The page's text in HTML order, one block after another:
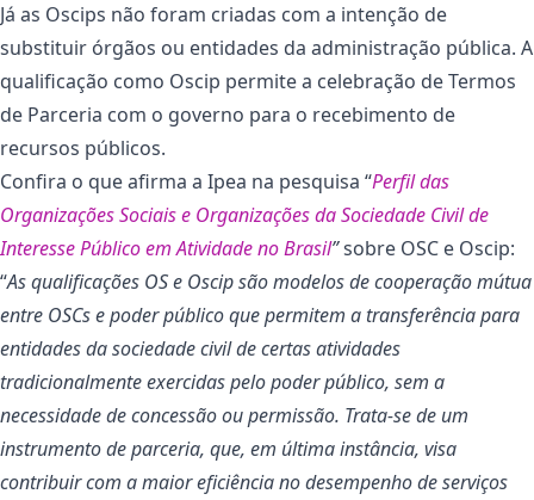
Já as Oscips não foram criadas com a intenção de
substituir órgãos ou entidades da administração pública. A
qualificação como Oscip permite a celebração de Termos
de Parceria com o governo para o recebimento de
recursos públicos.
Confira o que afirma a Ipea na pesquisa “Perfil das
Organizações Sociais e Organizações da Sociedade Civil de
Interesse Público em Atividade no Brasil”sobre OSC e Oscip:
“As qualificações OS e Oscip são modelos de cooperação mútua
entre OSCs e poder público que permitem a transferência para
entidades da sociedade civil de certas atividades
tradicionalmente exercidas pelo poder público, sem a
necessidade de concessão ou permissão. Trata-se de um
instrumento de parceria, que, em última instância, visa
contribuir com a maior eficiência no desempenho de serviços